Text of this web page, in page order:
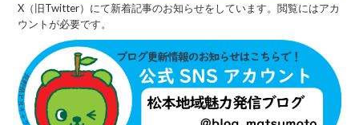
X（旧Twitter）にて新着記事のお知らせをしています。閲覧にはアカ
ウントが必要です。